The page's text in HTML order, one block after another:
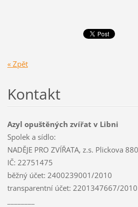
« Zpět
Kontakt
Azyl opuštěných zvířat v Libni
Spolek a sídlo:
NADĚJE PRO ZVÍŘATA, z.s. Plickova
IČ: 22751475
běžný účet: 2400239001/2010
transparentní účet: 2201347667/2010